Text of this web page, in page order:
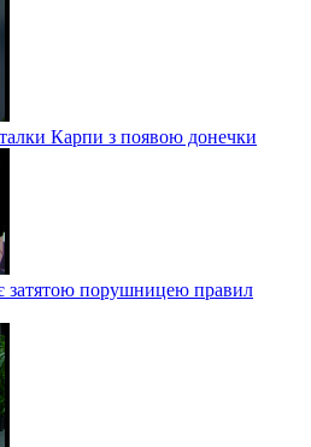
Карпи з появою донечки
затятою порушницею правил